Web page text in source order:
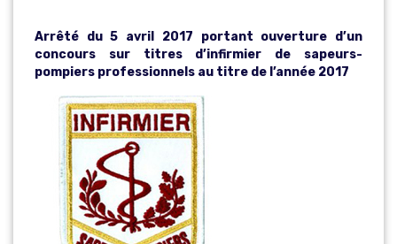
Arrêté du 5 avril 2017 portant ouverture d’un
concours sur titres d’infirmier de sapeurs-
pompiers professionnels au titre de l’année 2017